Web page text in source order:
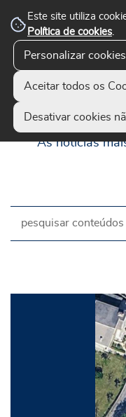
Este site utiliza
Política de cookies.
Personalizar cookies
Aceitar todos os
Desativar cookies
As notícias